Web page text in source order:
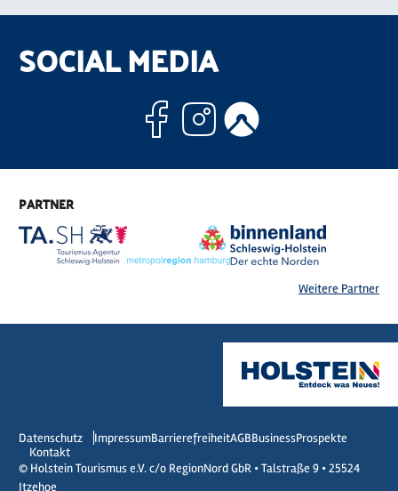
SOCIAL MEDIA
Facebook
Instagram
PARTNER
Weitere Partner
Datenschutz ImpressumBarrierefreiheitAGBBusinessProspekte
Kontakt
© Holstein Tourismus e.V. c/o RegionNord GbR • Talstraße 9 • 25524
Itzehoe